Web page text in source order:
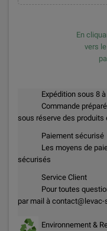
En
vers
Expédition sous 8
Commande
sous réserve des produits
Paiement sécurisé
Les moyens de
sécurisés
Service Client
Pour toutes
par mail à contact@levac-
Environnement &